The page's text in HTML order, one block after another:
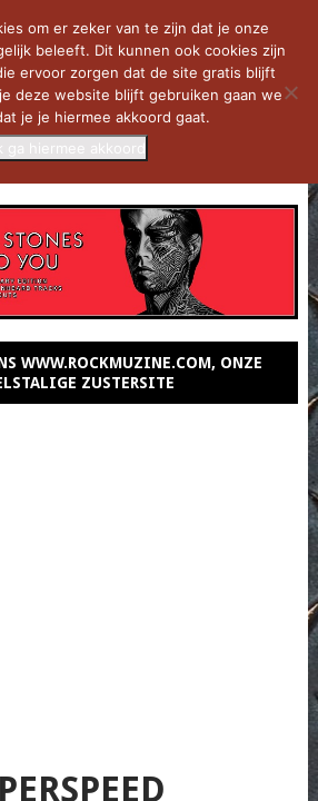
WWW.ROCKMUZINE.COM, ONZE
ZUSTERSITE
om er zeker van te zijn dat je onze
beleeft. Dit kunnen ook cookies zijn
ervoor zorgen dat de site gratis blijft
deze website blijft gebruiken gaan we
je je hiermee akkoord gaat.
ga hiermee akkoord